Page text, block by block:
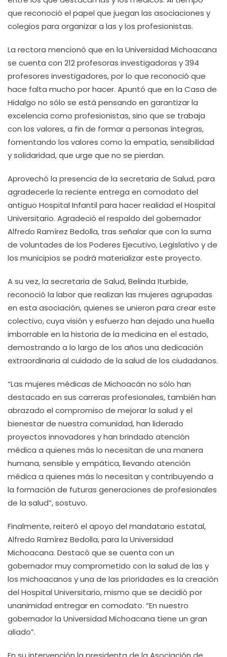
que reconoció el papel que juegan las asociaciones y
colegios para organizar a las y los profesionistas.
La rectora mencionó que en la Universidad Michoacana
se cuenta con 212 profesoras investigadoras y 394
profesores investigadores, por lo que reconoció que
hace falta mucho por hacer. Apuntó que en la Casa de
Hidalgo no sólo se está pensando en garantizar la
excelencia como profesionistas, sino que se trabaja
con los valores, a fin de formar a personas íntegras,
fomentando los valores como la empatía, sensibilidad
y solidaridad, que urge que no se pierdan.
Aprovechó la presencia de la secretaria de Salud, para
agradecerle la reciente entrega en comodato del
antiguo Hospital Infantil para hacer realidad el Hospital
Universitario. Agradeció el respaldo del gobernador
Alfredo Ramírez Bedolla, tras señalar que con la suma
de voluntades de los Poderes Ejecutivo, Legislativo y de
los municipios se podrá materializar este proyecto.
A su vez, la secretaria de Salud, Belinda Iturbide,
reconoció la labor que realizan las mujeres agrupadas
en esta asociación, quienes se unieron para crear este
colectivo, cuya visión y esfuerzo han dejado una huella
imborrable en la historia de la medicina en el estado,
demostrando a lo largo de los años una dedicación
extraordinaria al cuidado de la salud de los ciudadanos.
“Las mujeres médicas de Michoacán no sólo han
destacado en sus carreras profesionales, también han
abrazado el compromiso de mejorar la salud y el
bienestar de nuestra comunidad, han liderado
proyectos innovadores y han brindado atención
médica a quienes más lo necesitan de una manera
humana, sensible y empática, llevando atención
médica a quienes más lo necesitan y contribuyendo a
la formación de futuras generaciones de profesionales
de la salud”, sostuvo.
Finalmente, reiteró el apoyo del mandatario estatal,
Alfredo Ramírez Bedolla, para la Universidad
Michoacana. Destacó que se cuenta con un
gobernador muy comprometido con la salud de las y
los michoacanos y una de las prioridades es la creación
del Hospital Universitario, mismo que se decidió por
unanimidad entregar en comodato. “En nuestro
gobernador la Universidad Michoacana tiene un gran
aliado”.